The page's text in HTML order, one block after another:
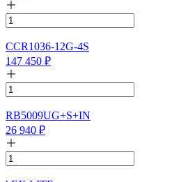
CCR1036-12G-4S
147 450 ₽
RB5009UG+S+IN
26 940 ₽